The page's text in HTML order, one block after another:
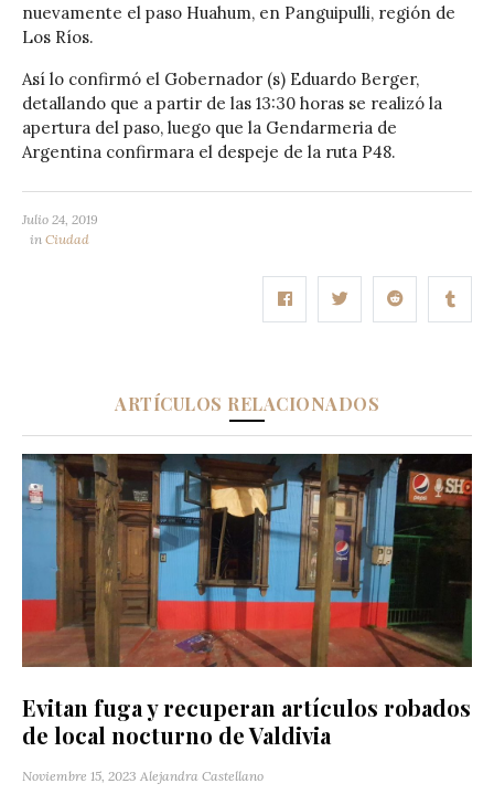
nuevamente el paso Huahum, en Panguipulli, región de
Los Ríos.
Así lo confirmó el Gobernador (s) Eduardo Berger,
detallando que a partir de las 13:30 horas se realizó la
apertura del paso, luego que la Gendarmeria de
Argentina confirmara el despeje de la ruta P48.
Julio 24, 2019
in Ciudad
ARTÍCULOS RELACIONADOS
Evitan fuga y recuperan artículos robados
de local nocturno de Valdivia
Noviembre 15, 2023 Alejandra Castellano